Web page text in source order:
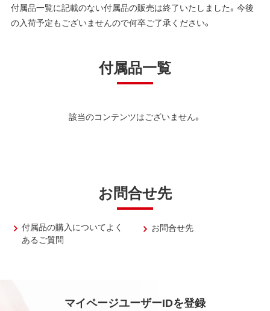
付属品一覧に記載のない付属品の販売は終了いたしました。今後
の入荷予定もございませんので何卒ご了承ください。
付属品一覧
該当のコンテンツはございません。
お問合せ先
付属品の購入についてよく
あるご質問
お問合せ先
マイページユーザーIDを登録